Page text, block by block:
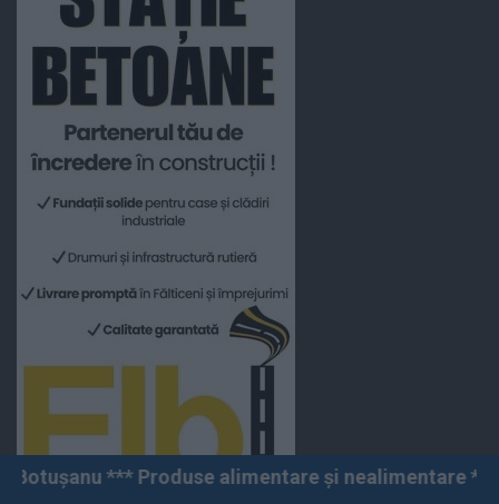
alimentare și nealimentare *** Vânzări